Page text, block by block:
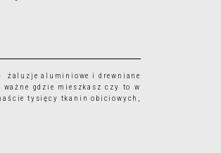
żaluzje aluminiowe i drewniane
gdzie mieszkasz czy to w
tysięcy tkanin obiciowych ,